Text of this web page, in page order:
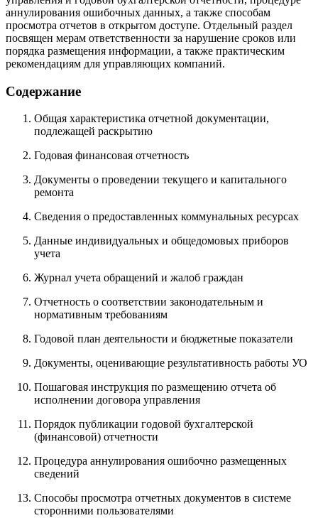
аннулирования ошибочных данных, а также способам
просмотра отчетов в открытом доступе. Отдельный раздел
посвящен мерам ответственности за нарушение сроков или
порядка размещения информации, а также практическим
рекомендациям для управляющих компаний.
Содержание
Общая характеристика отчетной документации,
подлежащей раскрытию
Годовая финансовая отчетность
Документы о проведении текущего и капитального
ремонта
Сведения о предоставленных коммунальных ресурсах
Данные индивидуальных и общедомовых приборов
учета
Журнал учета обращений и жалоб граждан
Отчетность о соответствии законодательным и
нормативным требованиям
Годовой план деятельности и бюджетные показатели
Документы, оценивающие результативность работы УО
Пошаговая инструкция по размещению отчета об
исполнении договора управления
Порядок публикации годовой бухгалтерской
(финансовой) отчетности
Процедура аннулирования ошибочно размещенных
сведений
Способы просмотра отчетных документов в системе
сторонними пользователями